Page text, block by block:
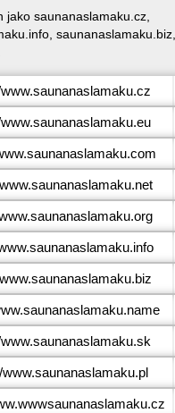
saunanaslamaku.cz,
saunanaslamaku.biz,
www.saunanaslamaku.pl